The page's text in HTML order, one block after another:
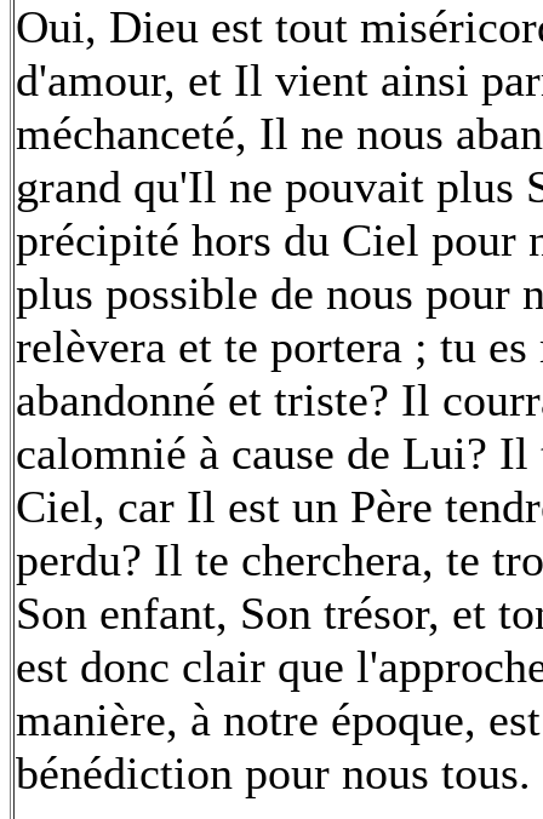
Oui, Dieu est tout
d'amour, et Il vient ainsi
méchanceté, Il ne nous
grand qu'Il ne pouvait plus
précipité hors du Ciel pour
plus possible de nous pour
relèvera et te portera ; tu
abandonné et triste? Il
calomnié à cause de Lui? Il
Ciel, car Il est un Père
perdu? Il te cherchera, te
Son enfant, Son trésor, et
est donc clair que
manière, à notre époque,
bénédiction pour nous tous.